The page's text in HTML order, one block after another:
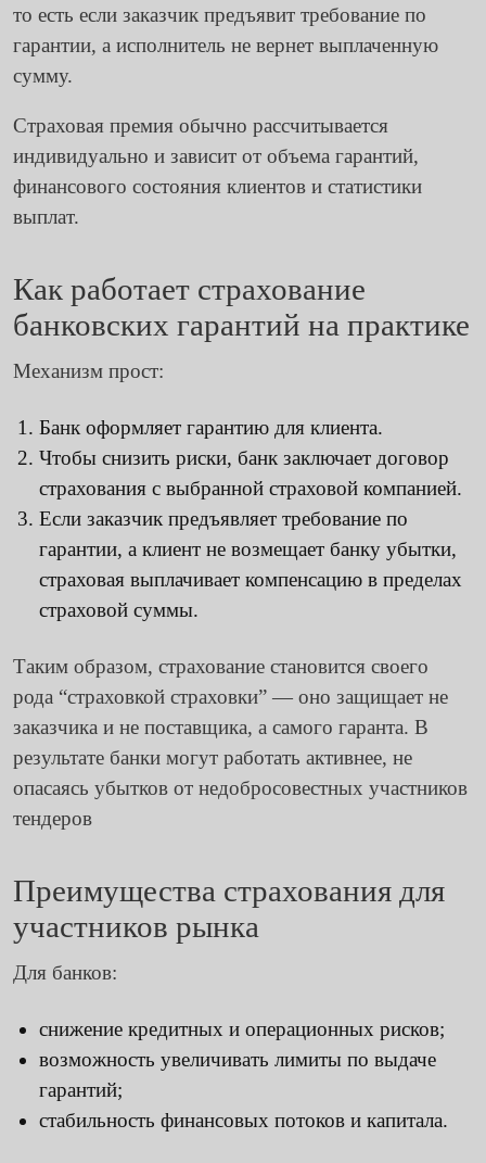
то есть если заказчик предъявит требование по
гарантии, а исполнитель не вернет выплаченную
сумму.
Страховая премия обычно рассчитывается
индивидуально и зависит от объема гарантий,
финансового состояния клиентов и статистики
выплат.
Как работает страхование
банковских гарантий на практике
Механизм прост:
Банк оформляет гарантию для клиента.
Чтобы снизить риски, банк заключает договор
страхования с выбранной страховой компанией.
Если заказчик предъявляет требование по
гарантии, а клиент не возмещает банку убытки,
страховая выплачивает компенсацию в пределах
страховой суммы.
Таким образом, страхование становится своего
рода “страховкой страховки” — оно защищает не
заказчика и не поставщика, а самого гаранта. В
результате банки могут работать активнее, не
опасаясь убытков от недобросовестных участников
тендеров
Преимущества страхования для
участников рынка
Для банков:
снижение кредитных и операционных рисков;
возможность увеличивать лимиты по выдаче
гарантий;
стабильность финансовых потоков и капитала.